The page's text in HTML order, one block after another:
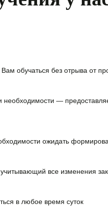
Вам обучаться без отрыва от
—
ожидать
, учитывающий все изменения
в любое время суток